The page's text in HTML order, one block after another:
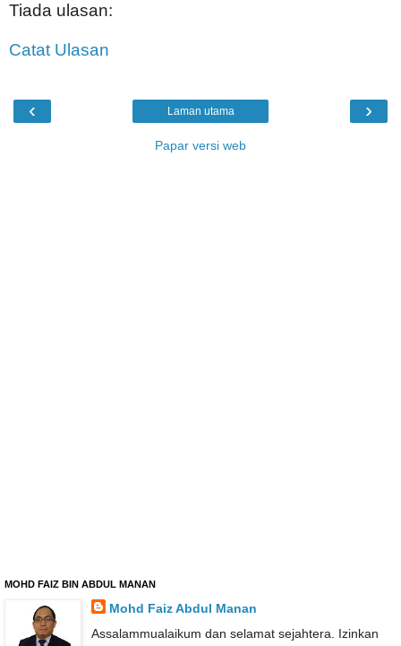
Tiada ulasan:
Catat Ulasan
‹ ›
Laman utama
Papar versi web
MOHD FAIZ BIN ABDUL MANAN
Mohd Faiz Abdul Manan
Assalammualaikum dan selamat sejahtera. Izinkan